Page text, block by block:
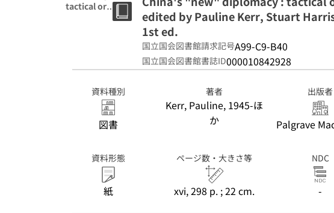
tactical or
fundamental
ed.
edited by Pauline Kerr, Stuart
1st ed.
国立国会図書館請求記号A99-C9-B40
国立国会図書館書誌ID000010842928
資料種別
図書
著者
Kerr, Pauline, 1945-ほ
か
出版者
Palgrave
資料形態
紙
ページ数・大きさ等
xvi, 298 p. ; 22 cm.
NDC
-